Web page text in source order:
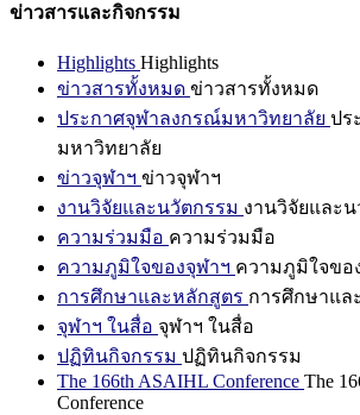
ข่าวสารและกิจกรรม
Highlights Highlights
ข่าวสารทั้งหมด ข่าวสารทั้งหมด
ประกาศจุฬาลงกรณ์มหาวิทยาลัย ปร
มหาวิทยาลัย
ข่าวจุฬาฯ ข่าวจุฬาฯ
งานวิจัยและนวัตกรรม งานวิจัยและ
ความร่วมมือ ความร่วมมือ
ความภูมิใจของจุฬาฯ ความภูมิใจขอ
การศึกษาและหลักสูตร การศึกษาแล
จุฬาฯ ในสื่อ จุฬาฯ ในสื่อ
ปฏิทินกิจกรรม ปฏิทินกิจกรรม
The 166th ASAIHL Conference The
Conference